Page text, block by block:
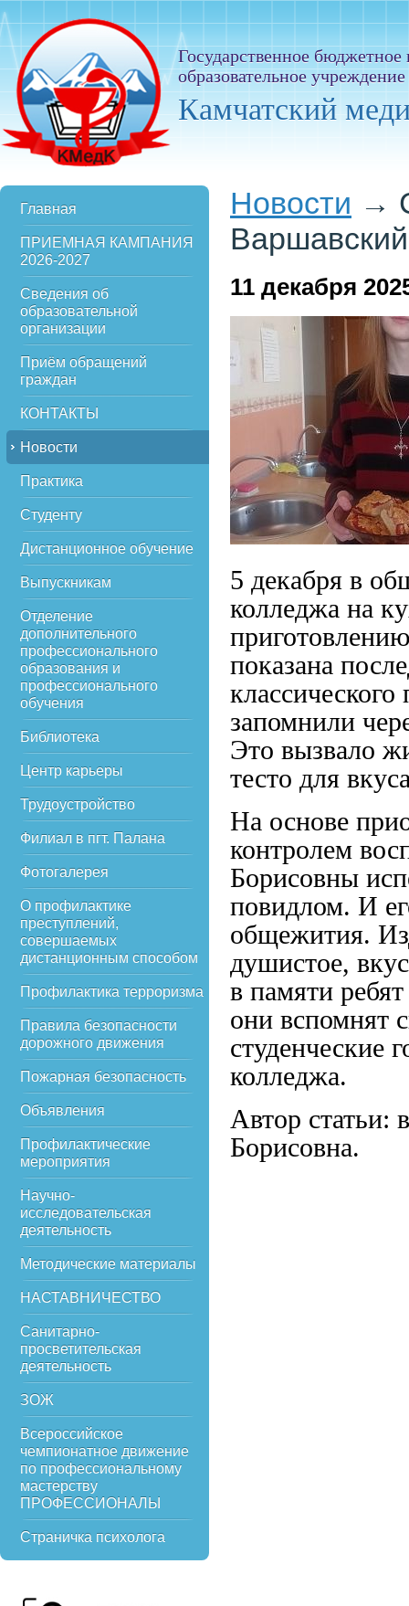
Государственное
образовательное
Камчатский
Главная
ПРИЕМНАЯ КАМПАНИЯ
2026-2027
Сведения об
образовательной
организации
Приём обращений
граждан
КОНТАКТЫ
Новости
Практика
Студенту
Дистанционное обучение
Выпускникам
Отделение
дополнительного
профессионального
образования и
профессионального
обучения
Библиотека
Центр карьеры
Трудоустройство
Филиал в пгт. Палана
Фотогалерея
О профилактике
преступлений,
совершаемых
дистанционным способом
Профилактика терроризма
Правила безопасности
дорожного движения
Пожарная безопасность
Объявления
Профилактические
мероприятия
Научно-
исследовательская
деятельность
Методические материалы
НАСТАВНИЧЕСТВО
Санитарно-
просветительская
деятельность
ЗОЖ
Всероссийское
чемпионатное движение
по профессиональному
мастерству
ПРОФЕССИОНАЛЫ
Страничка психолога
Новости →
11 декабря
5 декабря в
колледжа на
показана
запомнили
Это вызвало
тесто для
На основе
контролем
Борисовны
повидлом. И
общежития.
душистое,
в памяти
они вспомнят
студенческие
колледжа.
Автор статьи:
Борисовна.